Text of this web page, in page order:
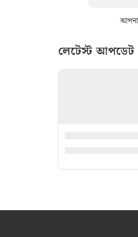
লেটেস্ট আপডেট